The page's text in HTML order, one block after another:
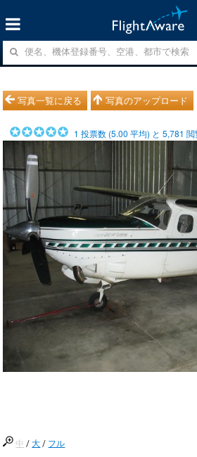
写真一覧に戻る 写真のアップロード
1 投票数 (5.00 平均) と5,781 閲
中 /大 / フル